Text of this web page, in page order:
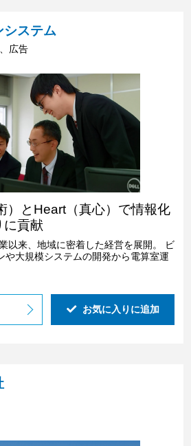
システム
広告
）とHeart（真心）で情報化
に貢献
以来、地域に密着した経営を展開。 ビ
や大規模システムの開発から電算室運
お気に入りに追加